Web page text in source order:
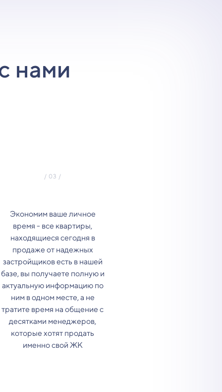
нами
Экономим ваше личное
время - все квартиры,
находящиеся сегодня в
продаже от надежных
застройщиков есть в нашей
базе, вы получаете полную и
актуальную информацию по
ним в одном месте, а не
тратите время на общение с
десятками менеджеров,
которые хотят продать
именно свой ЖК